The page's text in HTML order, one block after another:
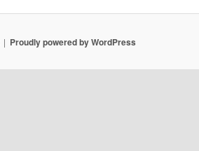
Proudly powered by WordPress